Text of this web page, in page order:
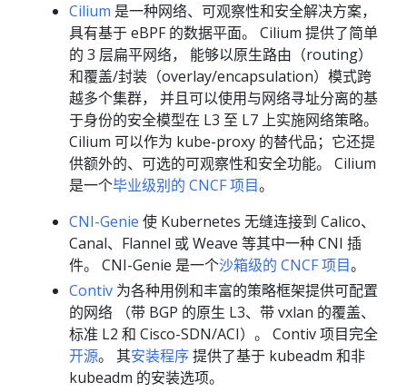
Cilium 是一种网络、可观察性和安全解决方案，
具有基于 eBPF 的数据平面。 Cilium 提供了简单
的 3 层扁平网络， 能够以原生路由（routing）
和覆盖/封装（overlay/encapsulation）模式跨
越多个集群， 并且可以使用与网络寻址分离的基
于身份的安全模型在 L3 至 L7 上实施网络策略。
Cilium 可以作为 kube-proxy 的替代品；它还提
供额外的、可选的可观察性和安全功能。 Cilium
是一个毕业级别的 CNCF 项目。
CNI-Genie 使 Kubernetes 无缝连接到 Calico、
Canal、Flannel 或 Weave 等其中一种 CNI 插
件。 CNI-Genie 是一个沙箱级的 CNCF 项目。
Contiv 为各种用例和丰富的策略框架提供可配置
的网络 （带 BGP 的原生 L3、带 vxlan 的覆盖、
标准 L2 和 Cisco-SDN/ACI）。 Contiv 项目完全
开源。 其安装程序提供了基于 kubeadm 和非
kubeadm 的安装选项。